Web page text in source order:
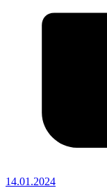
14.01.2024